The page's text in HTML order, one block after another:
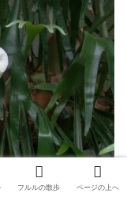
フルルの散歩 ページの上へ